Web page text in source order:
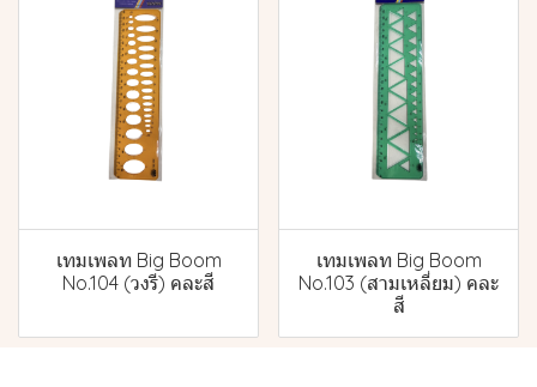
เทมเพลท Big Boom
No.104 (วงรี) คละสี
เทมเพลท Big Boom
No.103 (สามเหลี่ยม) คละ
สี